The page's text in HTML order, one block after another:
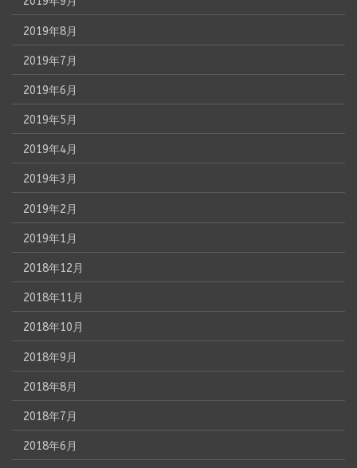
2019年8月
2019年7月
2019年6月
2019年5月
2019年4月
2019年3月
2019年2月
2019年1月
2018年12月
2018年11月
2018年10月
2018年9月
2018年8月
2018年7月
2018年6月